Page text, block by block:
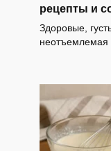
рецепты и
Здоровые,
неотъемлемая